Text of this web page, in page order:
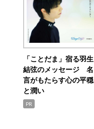
「ことだま」宿る羽生
結弦のメッセージ 名
言がもたらす心の平穏
と潤い
PR